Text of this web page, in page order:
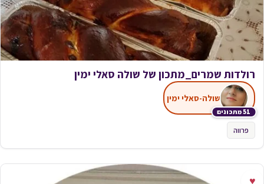
רולדות שמרים_מתכון של שולה סאלי ימין
51 מתכונים
שולה-סאלי ימין
פרווה
♥